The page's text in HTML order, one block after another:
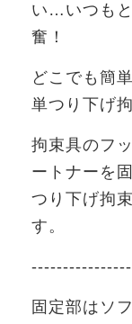
い…いつも
奮！
どこでも簡
単つり下げ
拘束具のフ
ートナーを
つり下げ拘
す。
固定部はソ